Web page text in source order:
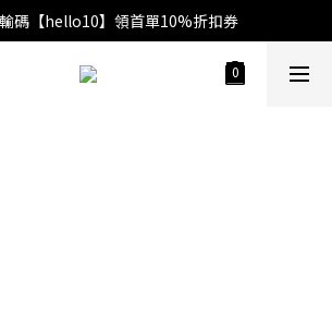
碼【hello10】領首單10%折扣券